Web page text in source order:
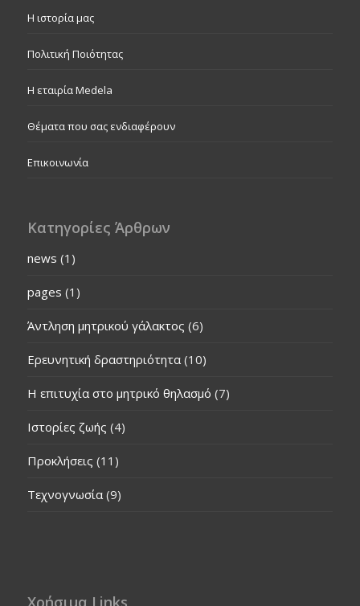
Η ιστορία μας
Πολιτική Ποιότητας
Η εταιρία Medela
Θέματα που σας ενδιαφέρουν
Επικοινωνία
Κατηγορίες Άρθρων
news (1)
pages (1)
Άντληση μητρικού γάλακτος (6)
Ερευνητική δραστηριότητα(10)
Η επιτυχία στο μητρικό θηλασμό (7)
Ιστορίες ζωής (4)
Προκλήσεις (11)
Τεχνογνωσία(9)
Χρήσιμα Links